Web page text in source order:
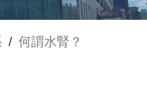
/ 何謂水腎？